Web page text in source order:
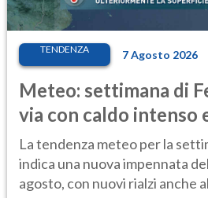
TENDENZA 7 Agosto 2026
Meteo: settimana di
via con caldo intenso
temporale
La tendenza meteo per la
indica una nuova impennata
agosto, con nuovi rialzi anche